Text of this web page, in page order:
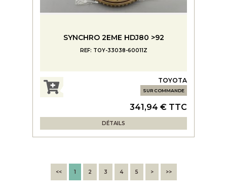
SYNCHRO 2EME HDJ80 >92
REF: TOY-33038-60011Z
TOYOTA
SUR COMMANDE
341,94 € TTC
DÉTAILS
<< 1 2 3 4 5 > >>